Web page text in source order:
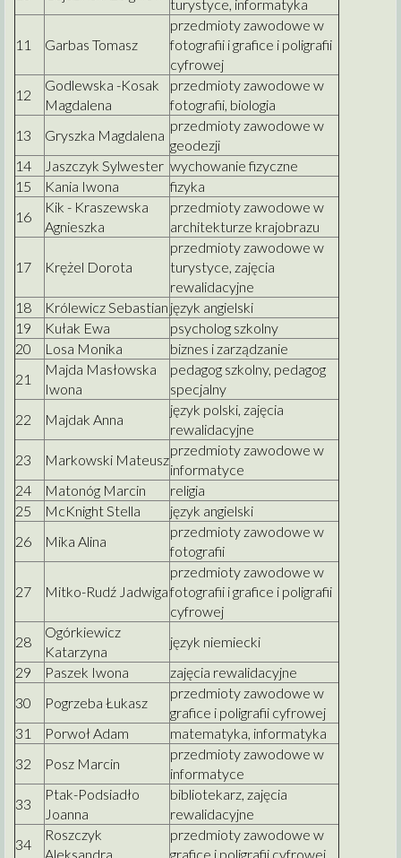
turystyce, informatyka
11 Garbas Tomasz
przedmioty zawodowe w
fotografii i grafice i poligrafii
cyfrowej
12
Godlewska -Kosak
Magdalena
przedmioty zawodowe w
fotografii, biologia
13
Gryszka Magdalena
przedmioty zawodowe w
geodezji
14
Jaszczyk Sylwester wychowanie fizyczne
15
Kania Iwona
fizyka
16
Kik - Kraszewska
Agnieszka
przedmioty zawodowe w
architekturze krajobrazu
17 Krężel Dorota
przedmioty zawodowe w
turystyce, zajęcia
rewalidacyjne
18
Królewicz Sebastian język angielski
19
Kułak Ewa
psycholog szkolny
20
Losa Monika
biznes i zarządzanie
21
Majda Masłowska
Iwona
pedagog szkolny, pedagog
specjalny
22
Majdak Anna
język polski, zajęcia
rewalidacyjne
23
Markowski Mateusz
przedmioty zawodowe w
informatyce
24
Matonóg Marcin
religia
25
McKnight Stella
język angielski
26
Mika Alina
przedmioty zawodowe w
fotografii
27 Mitko-Rudź Jadwiga
przedmioty zawodowe w
fotografii i grafice i poligrafii
cyfrowej
28
Ogórkiewicz
Katarzyna
język niemiecki
29
Paszek Iwona
zajęcia rewalidacyjne
30
Pogrzeba Łukasz
przedmioty zawodowe w
grafice i poligrafii cyfrowej
31
Porwoł Adam
matematyka, informatyka
32
Posz Marcin
przedmioty zawodowe w
informatyce
33
Ptak-Podsiadło
Joanna
bibliotekarz, zajęcia
rewalidacyjne
34
Roszczyk
Aleksandra
przedmioty zawodowe w
grafice i poligrafii cyfrowej